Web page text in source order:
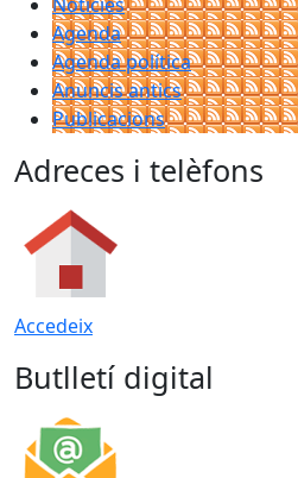
Agenda
Agenda política
Anuncis antics
Publicacions
Adreces i telèfons
Accedeix
Butlletí digital